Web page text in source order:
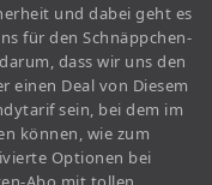
und dabei geht es
für den Schnäppchen-
dass wir uns den
einen Deal von Diesem
sein, bei dem im
können, wie zum
Optionen bei